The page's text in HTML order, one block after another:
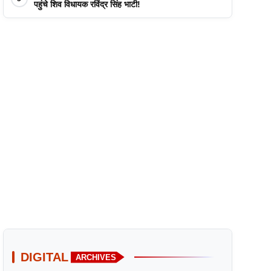
पहुंचे शिव विधायक रविंद्र सिंह भाटी!
DIGITAL ARCHIVES